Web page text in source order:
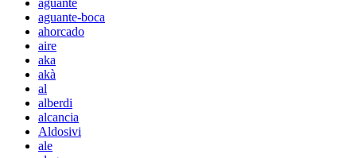
aguante
aguante-boca
ahorcado
aire
aka
akà
al
alberdi
alcancia
Aldosivi
ale